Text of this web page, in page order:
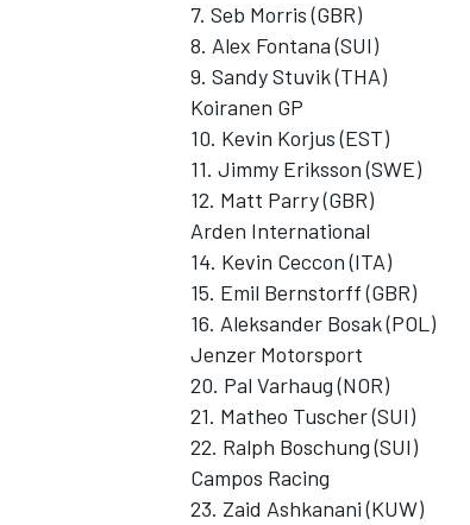
7. Seb Morris (GBR)
8. Alex Fontana (SUI)
9. Sandy Stuvik (THA)
Koiranen GP
10. Kevin Korjus (EST)
11. Jimmy Eriksson (SWE)
12. Matt Parry (GBR)
Arden International
14. Kevin Ceccon (ITA)
15. Emil Bernstorff (GBR)
16. Aleksander Bosak (POL)
Jenzer Motorsport
20. Pal Varhaug (NOR)
21. Matheo Tuscher (SUI)
22. Ralph Boschung (SUI)
Campos Racing
23. Zaid Ashkanani (KUW)